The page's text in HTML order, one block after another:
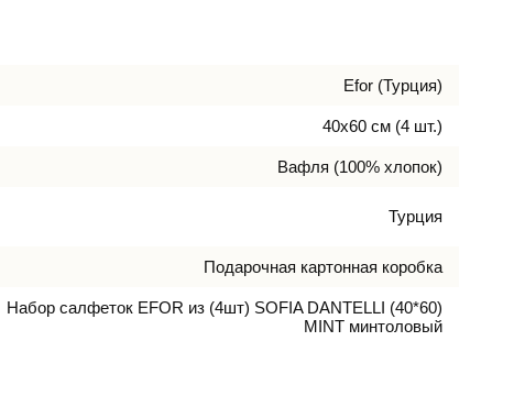
Efor (Турция)
40х60 см (4 шт.)
Вафля (100% хлопок)
Турция
Подарочная картонная коробка
Набор салфеток EFOR из (4шт) SOFIA DANTELLI (40*60)
MINT минтоловый